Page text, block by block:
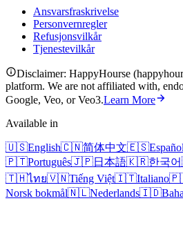
Ansvarsfraskrivelse
Personvernregler
Refusjonsvilkår
Tjenestevilkår
Disclaimer: HappyHourse
platform. We are not affiliated with,
Google, Veo, or Veo3.Learn More
Available in
🇺🇸English🇨🇳简体中文🇪🇸Español
🇵🇹Português🇯🇵日本語🇰🇷한국어
🇹🇭ไทย🇻🇳Tiếng Việt🇮🇹Italiano
Norsk bokmål🇳🇱Nederlands🇮🇩